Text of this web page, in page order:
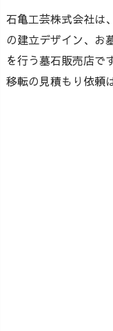
石亀工芸株式会社は
の建立デザイン、お
を行う墓石販売店で
移転の見積もり依頼